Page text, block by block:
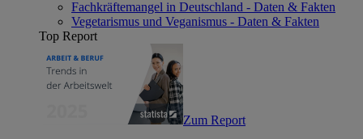
Fachkräftemangel in Deutschland - Daten & Fakten
Vegetarismus und Veganismus - Daten & Fakten
Top Report
Zum Report